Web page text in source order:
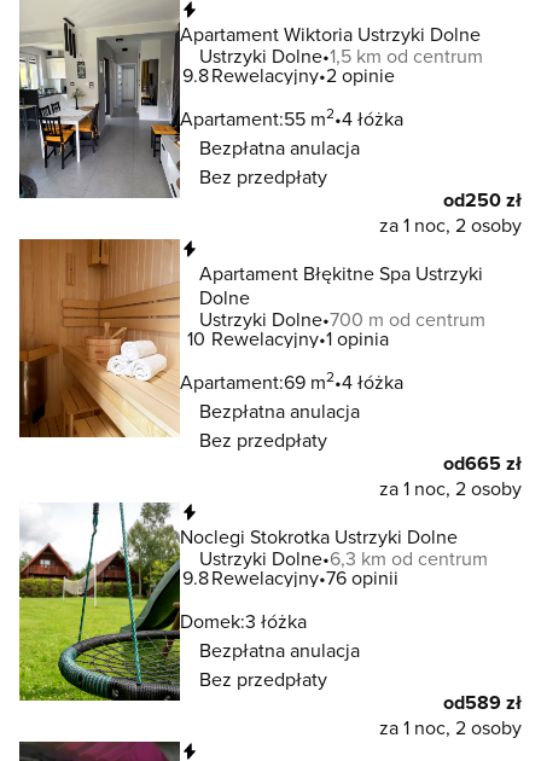
Apartament Wiktoria Ustrzyki Dolne
Ustrzyki Dolne 1,5 km od centrum
9.8Rewelacyjny 2 opinie
Apartament:55 m2 4 łóżka
Bezpłatna anulacja
Bez przedpłaty
od250 zł
za 1 noc, 2 osoby
Apartament Błękitne Spa Ustrzyki
Dolne
Ustrzyki Dolne 700 m od centrum
10 Rewelacyjny 1 opinia
Apartament:69 m2 4 łóżka
Bezpłatna anulacja
Bez przedpłaty
od665 zł
za 1 noc, 2 osoby
Noclegi Stokrotka Ustrzyki Dolne
Ustrzyki Dolne 6,3 km od centrum
9.8Rewelacyjny 76 opinii
Domek:3 łóżka
Bezpłatna anulacja
Bez przedpłaty
od589 zł
za 1 noc, 2 osoby